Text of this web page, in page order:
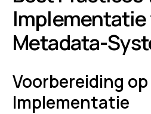
Implementatie
Metadata-
Voorbereiding op
Implementatie